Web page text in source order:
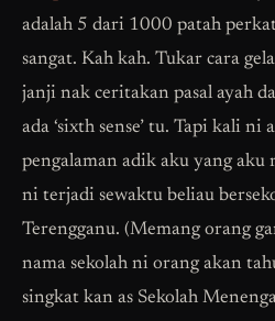
adalah 5 dari 1000 patah
sangat. Kah kah. Tukar cara
janji nak ceritakan pasal ayah
ada ‘sixth sense’ tu. Tapi kali
pengalaman adik aku yang aku
ni terjadi sewaktu beliau
Terengganu. (Memang orang
nama sekolah ni orang akan
singkat kan as Sekolah